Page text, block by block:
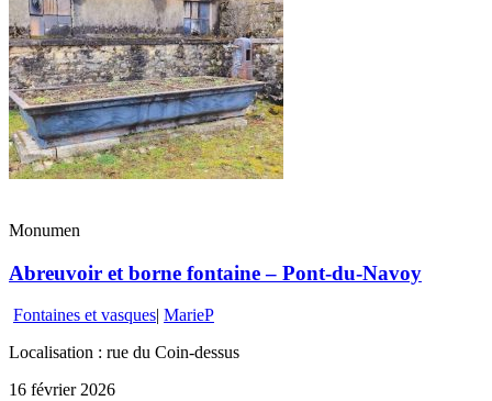
Monumen
Abreuvoir et borne fontaine – Pont-du-Navoy
Fontaines et vasques| MarieP
Localisation : rue du Coin-dessus
16 février 2026